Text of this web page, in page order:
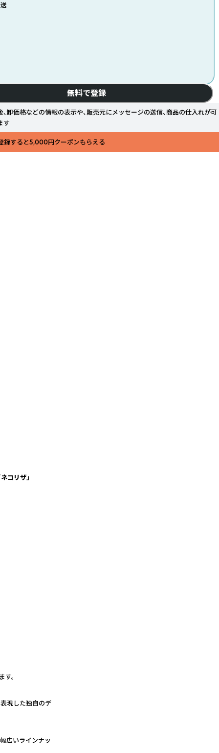
無料で登録
、卸価格などの情報の表示や、販売元にメッセージの送信、商品の仕入れが可
す
登録すると5,000円クーポンもらえる
コリザ」
。
現した独自のデ
広いラインナッ